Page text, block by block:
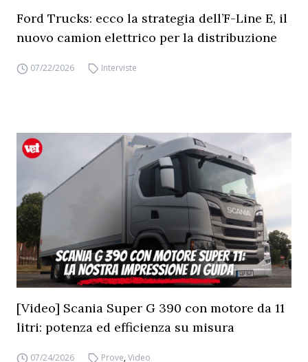
Ford Trucks: ecco la strategia dell’F-Line E, il
nuovo camion elettrico per la distribuzione
07/22/2026 Interviste
[Video] Scania Super G 390 con motore da 11
litri: potenza ed efficienza su misura
07/24/2026 Prove,Video